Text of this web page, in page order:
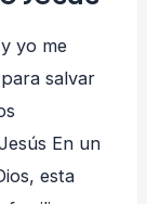
yo me
salvar
En un
esta